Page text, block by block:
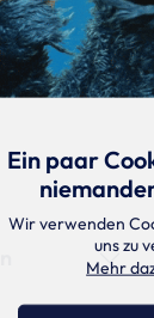
Ein paar
Wir verwenden
uns zu
Mehr